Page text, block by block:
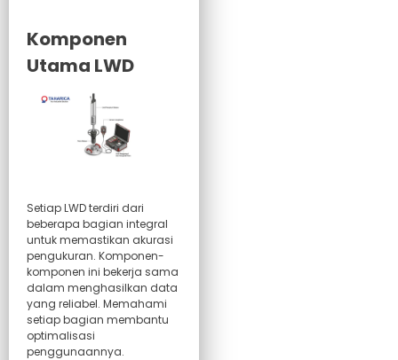
Komponen
Utama LWD
Setiap LWD terdiri dari
beberapa bagian integral
untuk memastikan akurasi
pengukuran. Komponen-
komponen ini bekerja sama
dalam menghasilkan data
yang reliabel. Memahami
setiap bagian membantu
optimalisasi
penggunaannya.